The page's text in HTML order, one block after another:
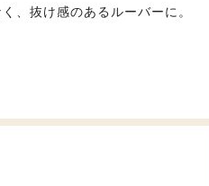
、抜け感のあるルーバーに。